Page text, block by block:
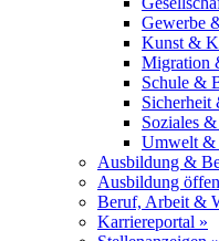
Gewerbe
Kunst &
Migration
Schule &
Sicherheit
Soziales
Umwelt &
Ausbildung &
Ausbildung
Beruf, Arbeit &
Karriereportal »